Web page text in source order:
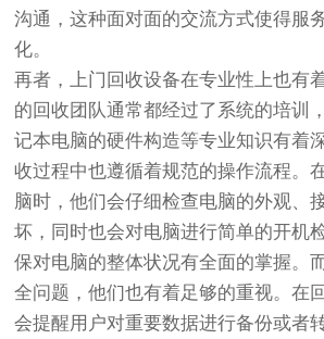
沟通，这种面对面的交流方式使得服
化。
再者，上门回收设备在专业性上也有
的回收团队通常都经过了系统的培训
记本电脑的硬件构造等专业知识有着
收过程中也遵循着规范的操作流程。
脑时，他们会仔细检查电脑的外观、
坏，同时也会对电脑进行简单的开机
保对电脑的整体状况有全面的掌握。
全问题，他们也有着足够的重视。在
会提醒用户对重要数据进行备份或者